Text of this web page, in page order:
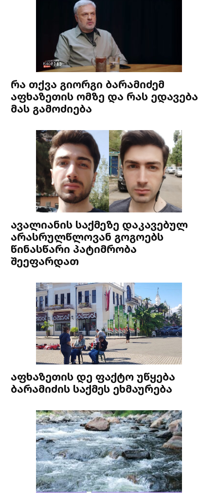
რა თქვა გიორგი ბარამიძემ
აფხაზეთის ომზე და რას ედავება
მას გამოძიება
ავალიანის საქმეზე დაკავებულ
არასრულწლოვან გოგოებს
წინასწარი პატიმრობა
შეეფარდათ
აფხაზეთის დე ფაქტო უწყება
ბარამიძის საქმეს ეხმაურება